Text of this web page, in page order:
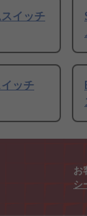
イッチ
ッチ
お
シ